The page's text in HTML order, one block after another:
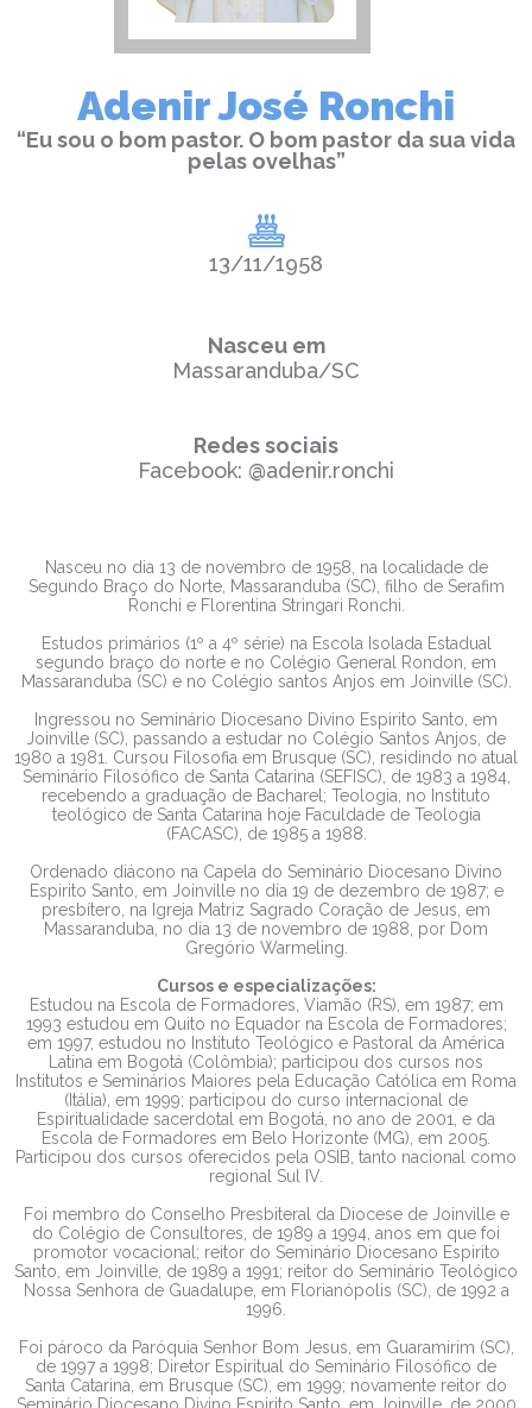
Adenir José Ronchi
“Eu sou o bom pastor. O bom pastor da sua vida
pelas ovelhas”
13/11/1958
Nasceu em
Massaranduba/SC
Redes sociais
Facebook: @adenir.ronchi
Nasceu no dia 13 de novembro de 1958, na localidade de
Segundo Braço do Norte, Massaranduba (SC), filho de Serafim
Ronchi e Florentina Stringari Ronchi.
Estudos primários (1º a 4º série) na Escola Isolada Estadual
segundo braço do norte e no Colégio General Rondon, em
Massaranduba (SC) e no Colégio santos Anjos em Joinville (SC).
Ingressou no Seminário Diocesano Divino Espirito Santo, em
Joinville (SC), passando a estudar no Colégio Santos Anjos, de
1980 a 1981. Cursou Filosofia em Brusque (SC), residindo no atual
Seminário Filosófico de Santa Catarina (SEFISC), de 1983 a 1984,
recebendo a graduação de Bacharel; Teologia, no Instituto
teológico de Santa Catarina hoje Faculdade de Teologia
(FACASC), de 1985 a 1988.
Ordenado diácono na Capela do Seminário Diocesano Divino
Espirito Santo, em Joinville no dia 19 de dezembro de 1987; e
presbítero, na Igreja Matriz Sagrado Coração de Jesus, em
Massaranduba, no dia 13 de novembro de 1988, por Dom
Gregório Warmeling.
Cursos e especializações:
Estudou na Escola de Formadores, Viamão (RS), em 1987; em
1993 estudou em Quito no Equador na Escola de Formadores;
em 1997, estudou no Instituto Teológico e Pastoral da América
Latina em Bogotá (Colômbia); participou dos cursos nos
Institutos e Seminários Maiores pela Educação Católica em Roma
(Itália), em 1999; participou do curso internacional de
Espiritualidade sacerdotal em Bogotá, no ano de 2001, e da
Escola de Formadores em Belo Horizonte (MG), em 2005.
Participou dos cursos oferecidos pela OSIB, tanto nacional como
regional Sul IV.
Foi membro do Conselho Presbiteral da Diocese de Joinville e
do Colégio de Consultores, de 1989 a 1994, anos em que foi
promotor vocacional; reitor do Seminário Diocesano Espirito
Santo, em Joinville, de 1989 a 1991; reitor do Seminário Teológico
Nossa Senhora de Guadalupe, em Florianópolis (SC), de 1992 a
1996.
Foi pároco da Paróquia Senhor Bom Jesus, em Guaramirim (SC),
de 1997 a 1998; Diretor Espiritual do Seminário Filosófico de
Santa Catarina, em Brusque (SC), em 1999; novamente reitor do